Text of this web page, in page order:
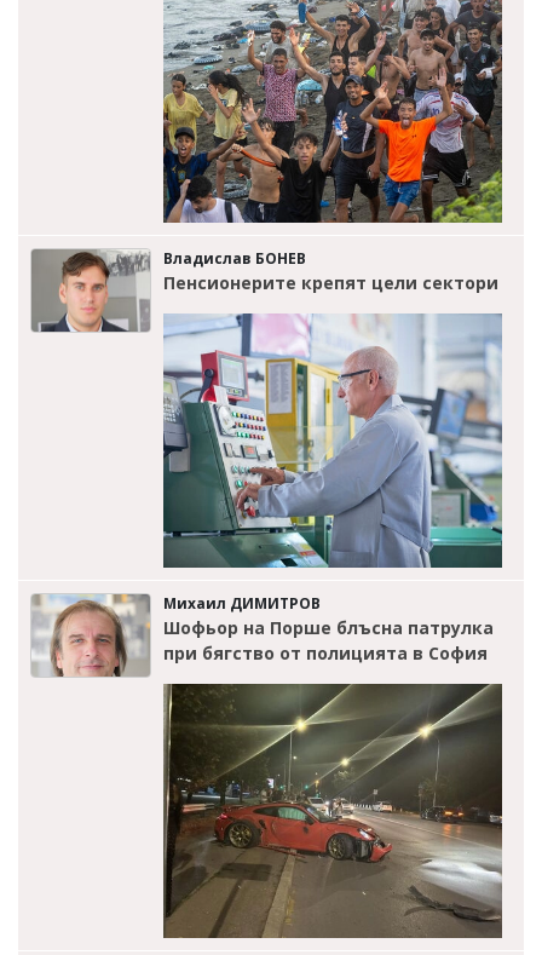
Владислав БОНЕВ
Пенсионерите крепят цели сектори
Михаил ДИМИТРОВ
Шофьор на Порше блъсна патрулка
при бягство от полицията в София